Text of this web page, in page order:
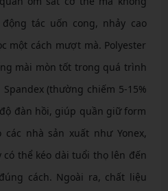
tác uốn cong, nhảy cao
một cách mượt mà. Polyester
mài mòn tốt trong quá trình
(thường chiếm 5-15%
đàn hồi, giúp quần giữ form
nhà sản xuất như Yonex,
thể kéo dài tuổi thọ lên đến
cách. Ngoài ra, chất liệu